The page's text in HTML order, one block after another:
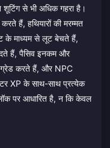
से भी अधिक गहरा है।
हैं, हथियारों की मरम्मत
के माध्यम से लूट बेचते हैं,
हैं, पैसिव इनकम और
करते हैं, और NPC
XP के साथ-साथ प्रत्येक
पर आधारित है, न कि केवल